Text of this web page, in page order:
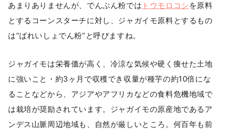
あまりありませんが、でんぷん粉では トウモロコシ を原料
とするコーンスターチに対し、ジャガイモ原料とするもの
は“ばれいしょでん粉”と呼びますね。
ジャガイモは栄養価が高く、冷涼な気候や硬く痩せた土地
に強いこと・約3ヶ月で収穫でき収量が種芋の約10倍にな
ることなどから、アジアやアフリカなどの食料危機地域で
は栽培が奨励されています。ジャガイモの原産地であるア
ンデス山脈周辺地域も、自然が厳しいところ。何百年も前